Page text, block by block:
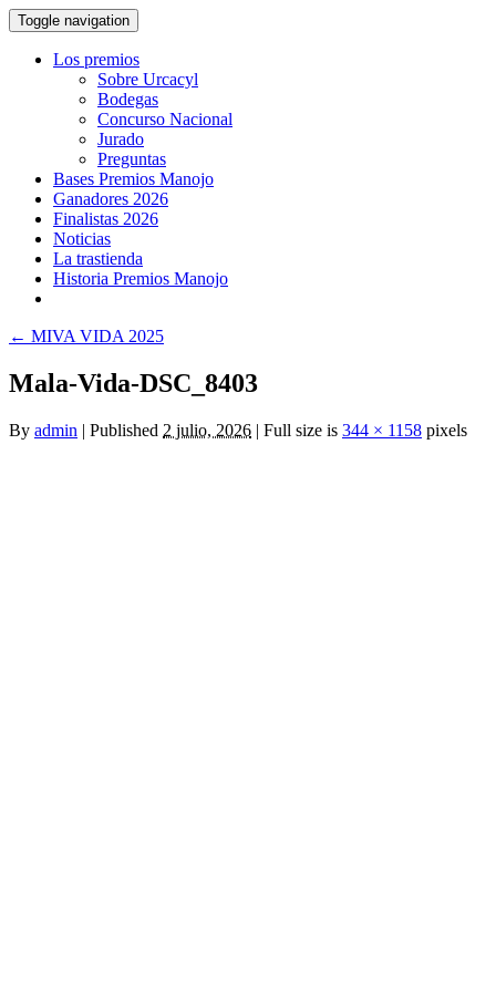
Toggle navigation
Los premios
Sobre Urcacyl
Bodegas
Concurso Nacional
Jurado
Preguntas
Bases Premios Manojo
Ganadores 2026
Finalistas 2026
Noticias
La trastienda
Historia Premios Manojo
← MIVA VIDA 2025
Mala-Vida-DSC_8403
By admin | Published 2 julio, 2026 | Full size is 344 × 1158 pixels